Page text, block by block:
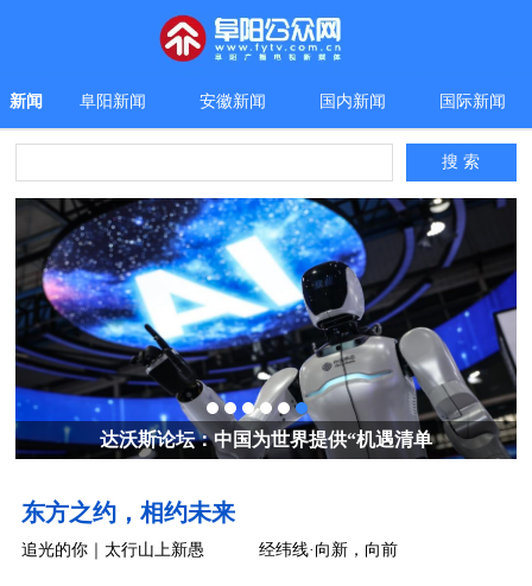
新闻 阜阳新闻 安徽新闻 国内新闻 国际新闻
习近平同斯洛伐克总统佩列格里尼会谈
东方之约，相约未来
追光的你｜太行山上新愚 经纬线·向新，向前